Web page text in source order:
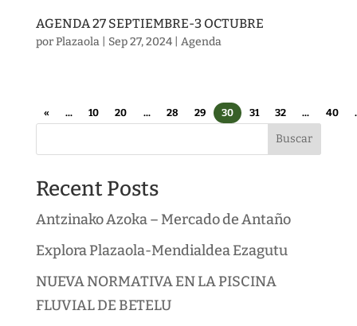
AGENDA 27 SEPTIEMBRE-3 OCTUBRE
porPlazaola| Sep 27, 2024| Agenda
« ... 10 20 ... 28 29 30 31 32 ... 40
Buscar
Recent Posts
Antzinako Azoka – Mercado de Antaño
Explora Plazaola-Mendialdea Ezagutu
NUEVA NORMATIVA EN LA PISCINA
FLUVIAL DE BETELU